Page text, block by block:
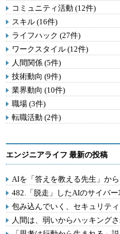
コミュニティ活動 (12件)
スキル (16件)
ライフハック (27件)
ワークスタイル (12件)
人間関係 (5件)
技術動向 (9件)
業界動向 (10件)
職場 (3件)
転職活動 (2件)
エンジニアライフ 最新の投稿
AIを「答えを教える先生」か
482.「脱走」したAIのサイバー
包み込んでいく、セキュリティ
人間は、弱いからハッキング